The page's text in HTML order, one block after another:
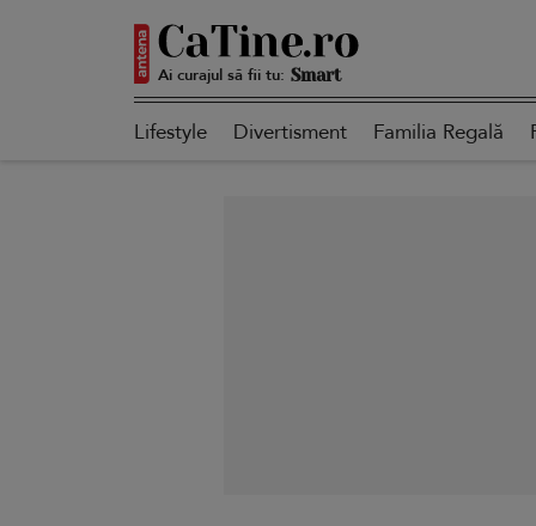
Ai curajul să fii tu: Autentică
Lifestyle Divertisment Familia Regală